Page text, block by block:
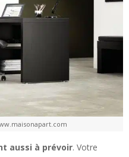
aussi à prévoir. Votre